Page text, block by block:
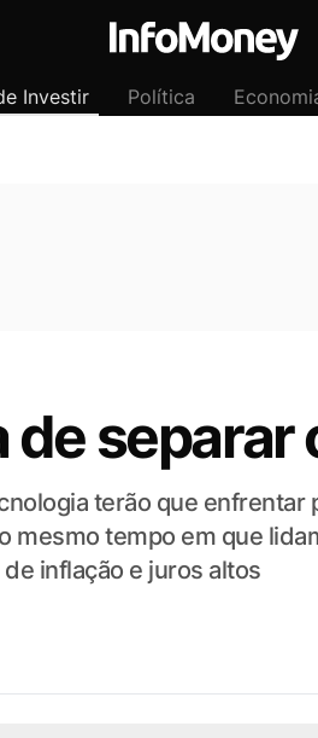
Investir Política
de separar
terão que
mesmo tempo em que
inflação e juros altos